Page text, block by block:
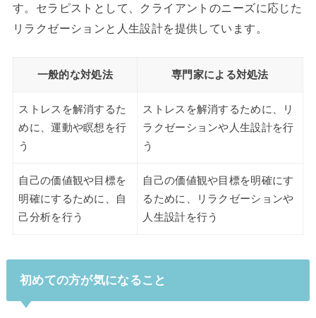
す。セラピストとして、クライアントのニーズに応じた
リラクゼーションと人生設計を提供しています。
一般的な対処法 専門家による対処法
ストレスを解消するた
めに、運動や瞑想を行
う
ストレスを解消するために、リ
ラクゼーションや人生設計を行
う
自己の価値観や目標を
明確にするために、自
己分析を行う
自己の価値観や目標を明確にす
るために、リラクゼーションや
人生設計を行う
初めての方が気になること